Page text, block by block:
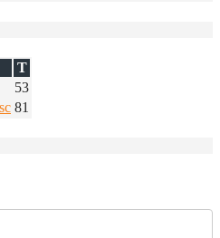
T
53
81